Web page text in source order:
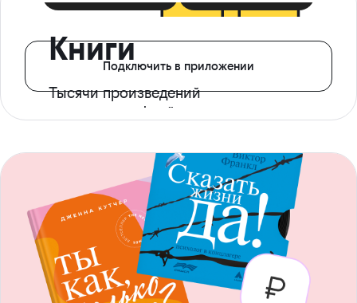
Книги
Тысячи произведений
с доступом офлайн
Подключить в приложении